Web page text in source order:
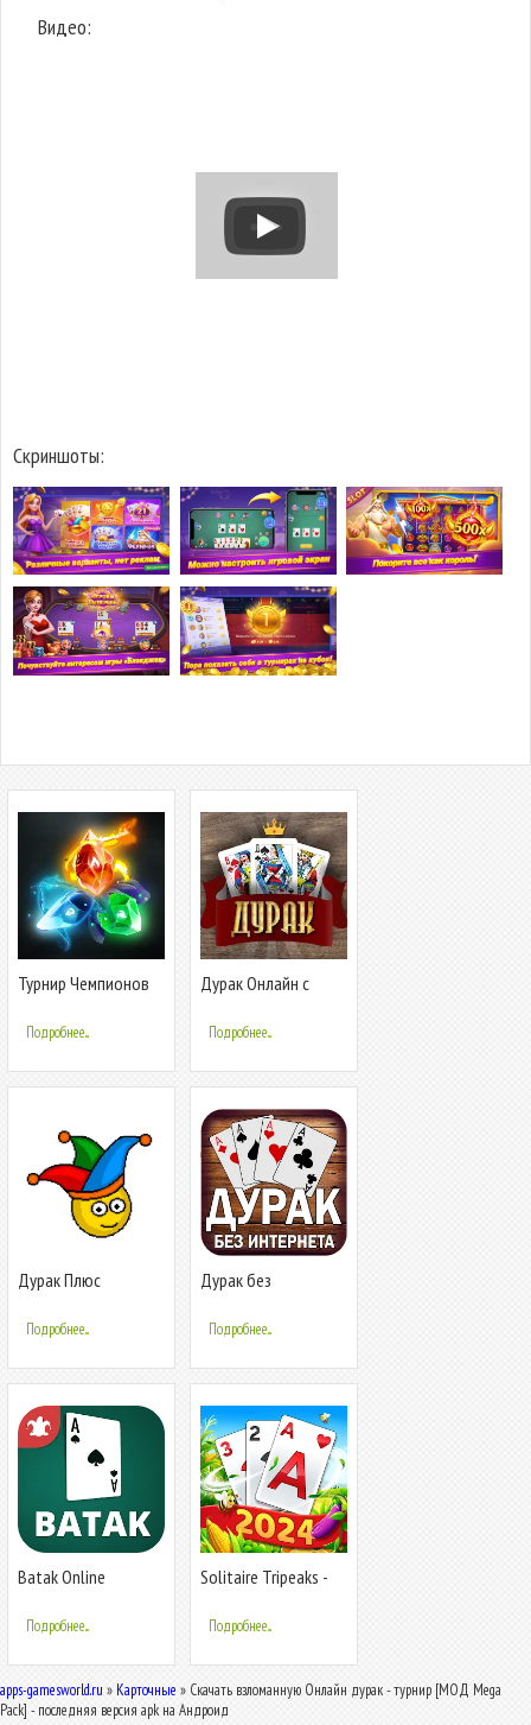
Видео:
Скриншоты:
Турнир Чемпионов
Подробнее...
Дурак Онлайн с
Подробнее...
Дурак Плюс
Подробнее...
Дурак без
Подробнее...
Batak Online
Подробнее...
Solitaire Tripeaks -
Подробнее...
apps-gamesworld.ru » Карточные » Скачать взломанную Онлайн дурак - турнир [МОД Mega
Pack] - последняя версия apk на Андроид